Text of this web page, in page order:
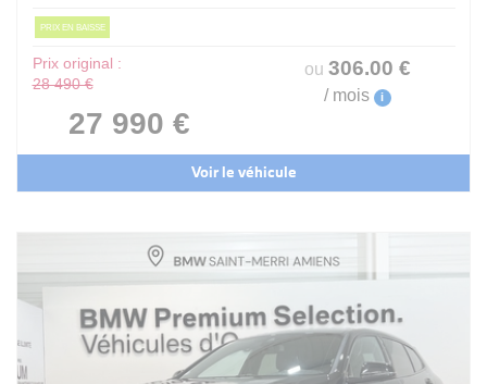
PRIX EN BAISSE
Prix original :
28 490 €
27 990 €
ou 306.00 €
/ mois i
Voir le véhicule